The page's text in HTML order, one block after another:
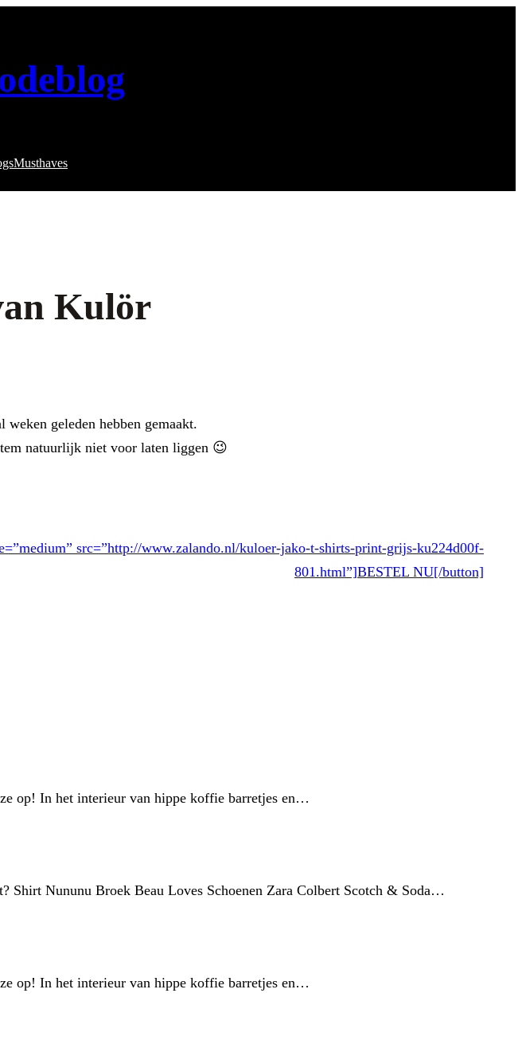
Musthaves
Kulör
weken geleden hebben gemaakt.
natuurlijk niet voor laten liggen 😉
src=”http://www.zalando.nl/kuloer-jako-t-shirts-print-grijs-ku224d00f-
801.html”]BESTEL NU[/button]
op! In het interieur van hippe koffie barretjes en…
Shirt Nununu Broek Beau Loves Schoenen Zara Colbert Scotch & Soda…
op! In het interieur van hippe koffie barretjes en…